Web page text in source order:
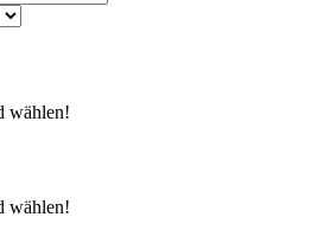
wählen!
wählen!